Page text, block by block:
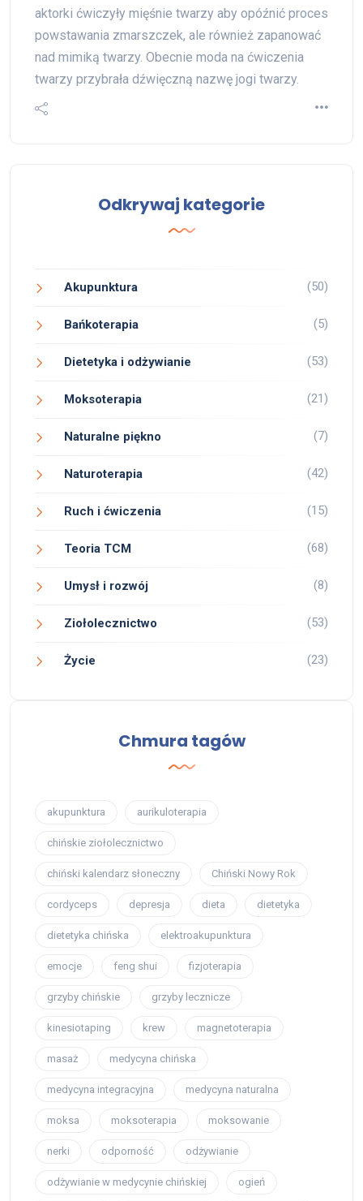
aktorki ćwiczyły mięśnie twarzy aby opóźnić proces
powstawania zmarszczek, ale również zapanować
nad mimiką twarzy. Obecnie moda na ćwiczenia
twarzy przybrała dźwięczną nazwę jogi twarzy.
Odkrywaj kategorie
Akupunktura (50)
Bańkoterapia (5)
Dietetyka i odżywianie (53)
Moksoterapia (21)
Naturalne piękno (7)
Naturoterapia (42)
Ruch i ćwiczenia (15)
Teoria TCM (68)
Umysł i rozwój (8)
Ziołolecznictwo (53)
Życie (23)
Chmura tagów
akupunktura aurikuloterapia
chińskie ziołolecznictwo
chiński kalendarz słoneczny Chiński Nowy Rok
cordyceps depresja dieta dietetyka
dietetyka chińska elektroakupunktura
emocje feng shui fizjoterapia
grzyby chińskie grzyby lecznicze
kinesiotaping krew magnetoterapia
masaż medycyna chińska
medycyna integracyjna medycyna naturalna
moksa moksoterapia moksowanie
nerki odporność odżywianie
odżywianie w medycynie chińskiej ogień